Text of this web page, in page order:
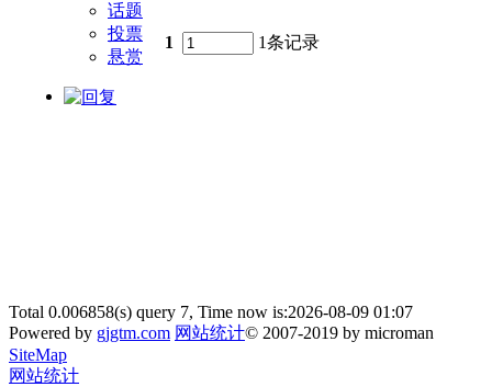
话题
投票
悬赏
1 1条记录
Total 0.006858(s) query 7, Time now is:2026-08-09 01:07
Powered by gjgtm.com 网站统计© 2007-2019 by microman
SiteMap
网站统计